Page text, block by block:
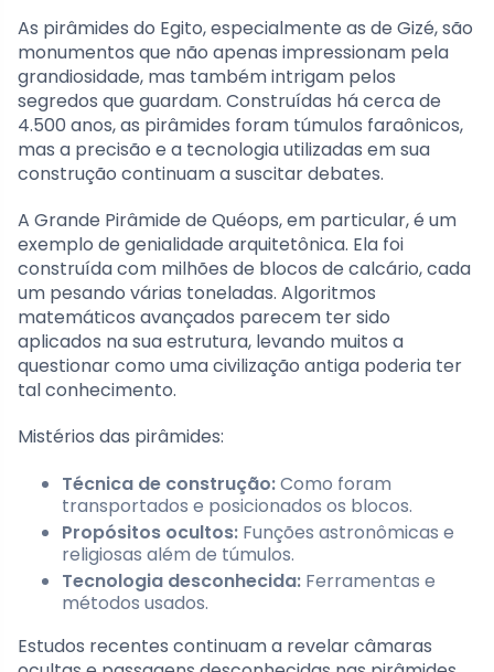
As pirâmides do Egito, especialmente as de Gizé, são
monumentos que não apenas impressionam pela
grandiosidade, mas também intrigam pelos
segredos que guardam. Construídas há cerca de
4.500 anos, as pirâmides foram túmulos faraônicos,
mas a precisão e a tecnologia utilizadas em sua
construção continuam a suscitar debates.
A Grande Pirâmide de Quéops, em particular, é um
exemplo de genialidade arquitetônica. Ela foi
construída com milhões de blocos de calcário, cada
um pesando várias toneladas. Algoritmos
matemáticos avançados parecem ter sido
aplicados na sua estrutura, levando muitos a
questionar como uma civilização antiga poderia ter
tal conhecimento.
Mistérios das pirâmides:
Técnica de construção:Como foram
transportados e posicionados os blocos.
Propósitos ocultos: Funções astronômicas e
religiosas além de túmulos.
Tecnologia desconhecida: Ferramentas e
métodos usados.
Estudos recentes continuam a revelar câmaras